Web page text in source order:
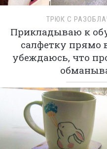
ТРЮК С
Прикладываю к
салфетку прямо
убеждаюсь, что